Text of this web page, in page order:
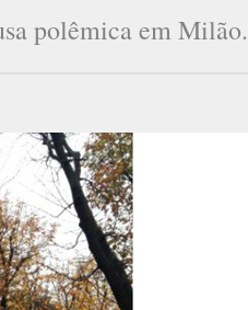
polêmica em Milão.